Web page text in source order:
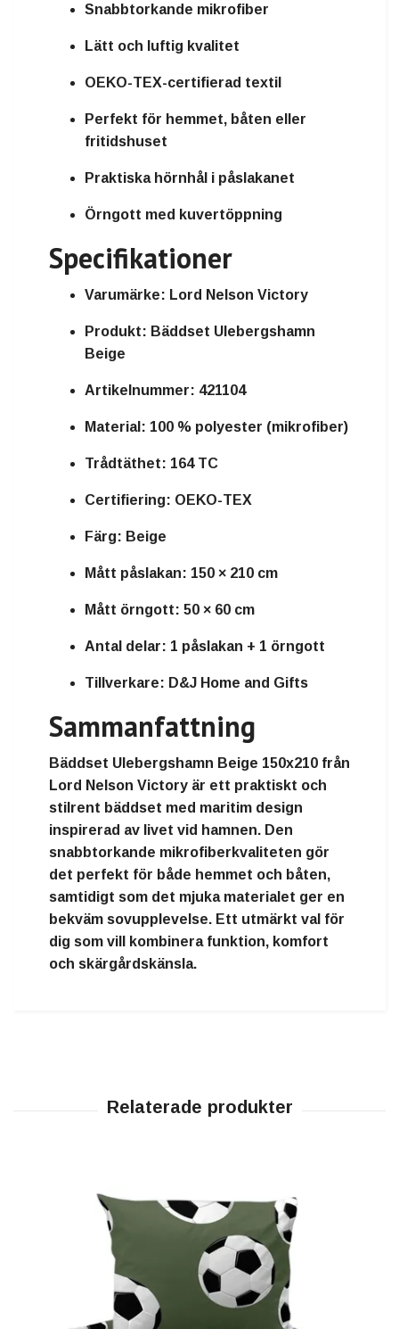
Snabbtorkande mikrofiber
Lätt och luftig kvalitet
OEKO-TEX-certifierad textil
Perfekt för hemmet, båten eller
fritidshuset
Praktiska hörnhål i påslakanet
Örngott med kuvertöppning
Specifikationer
Varumärke: Lord Nelson Victory
Produkt: Bäddset Ulebergshamn
Beige
Artikelnummer: 421104
Material: 100 % polyester (mikrofiber)
Trådtäthet: 164 TC
Certifiering: OEKO-TEX
Färg: Beige
Mått påslakan: 150 × 210 cm
Mått örngott: 50 × 60 cm
Antal delar: 1 påslakan + 1 örngott
Tillverkare: D&J Home and Gifts
Sammanfattning
Bäddset Ulebergshamn Beige 150x210 från
Lord Nelson Victory är ett praktiskt och
stilrent bäddset med maritim design
inspirerad av livet vid hamnen. Den
snabbtorkande mikrofiberkvaliteten gör
det perfekt för både hemmet och båten,
samtidigt som det mjuka materialet ger en
bekväm sovupplevelse. Ett utmärkt val för
dig som vill kombinera funktion, komfort
och skärgårdskänsla.